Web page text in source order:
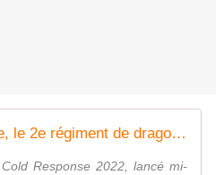
Derrière Cold Response, le 2e régiment de dragons prêt à " resplendir " si l'OTAN l'exige - FOB - Forces Operations Blog
Response 2022, lancé mi-